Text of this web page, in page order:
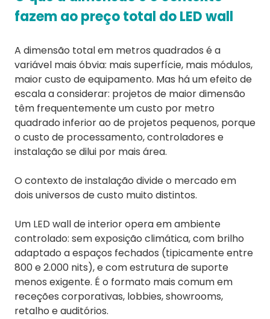
fazem ao preço total do LED wall
A dimensão total em metros quadrados é a
variável mais óbvia: mais superfície, mais módulos,
maior custo de equipamento. Mas há um efeito de
escala a considerar: projetos de maior dimensão
têm frequentemente um custo por metro
quadrado inferior ao de projetos pequenos, porque
o custo de processamento, controladores e
instalação se dilui por mais área.
O contexto de instalação divide o mercado em
dois universos de custo muito distintos.
Um LED wall de interior opera em ambiente
controlado: sem exposição climática, com brilho
adaptado a espaços fechados (tipicamente entre
800 e 2.000 nits), e com estrutura de suporte
menos exigente. É o formato mais comum em
receções corporativas, lobbies, showrooms,
retalho e auditórios.